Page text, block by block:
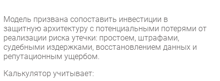
Интервью
Мероприятия
Проекты
IT класс
Тестовый стенд
Модель призвана сопоставить инвестиции в
защитную архитектуру с потенциальными потерями от
реализации риска утечки: простоем, штрафами,
судебными издержками, восстановлением данных и
репутационным ущербом.
Калькулятор учитывает: